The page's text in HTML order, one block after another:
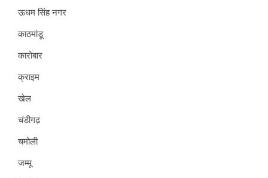
ऊधम सिंह नगर
काठमांडू
कारोबार
क्राइम
खेल
चंडीगढ़
चमोली
जम्मू